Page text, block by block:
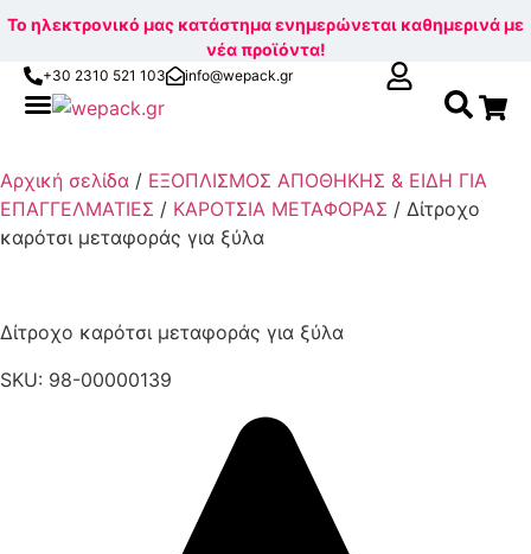
content
Το ηλεκτρονικό μας κατάστημα ενημερώνεται καθημερινά με
νέα προϊόντα!
+30 2310 521 103 info@wepack.gr
Αρχική σελίδα / ΕΞΟΠΛΙΣΜΟΣ ΑΠΟΘΗΚΗΣ & ΕΙΔΗ ΓΙΑ
ΕΠΑΓΓΕΛΜΑΤΙΕΣ / ΚΑΡΟΤΣΙΑ ΜΕΤΑΦΟΡΑΣ / Δίτροχο
καρότσι μεταφοράς για ξύλα
Δίτροχο καρότσι μεταφοράς για ξύλα
SKU: 98-00000139